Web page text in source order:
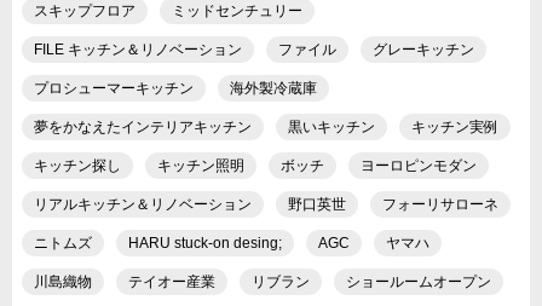
スキップフロア ミッドセンチュリー
FILE キッチン＆リノベーション ファイル グレーキッチン
プロシューマーキッチン 海外製冷蔵庫
夢をかなえたインテリアキッチン 黒いキッチン キッチン実例
キッチン探し キッチン照明 ボッチ ヨーロピンモダン
リアルキッチン＆リノベーション 野口英世 フォーリサローネ
ニトムズ HARU stuck-on desing; AGC ヤマハ
川島織物 テイオー産業 リブラン ショールームオープン